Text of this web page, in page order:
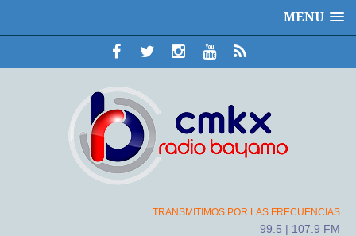
MENU
TRANSMITIMOS POR LAS FRECUENCIAS
99.5 | 107.9 FM